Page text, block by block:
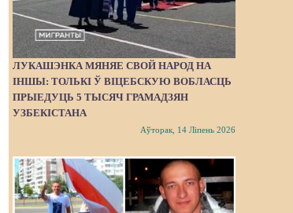
ЛУКАШЭНКА МЯНЯЕ СВОЙ НАРОД НА
ІНШЫ: ТОЛЬКІ Ў ВІЦЕБСКУЮ ВОБЛАСЦЬ
ПРЫЕДУЦЬ 5 ТЫСЯЧ ГРАМАДЗЯН
УЗБЕКІСТАНА
Аўторак, 14 Ліпень 2026